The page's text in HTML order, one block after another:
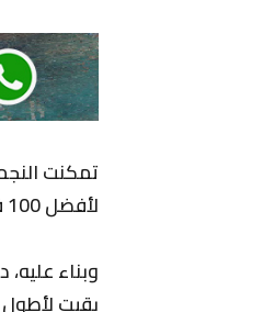
لأفضل 100 فنان عربي (للنساء) لمدة 11 أسبوعًا متتالية، بدءًا من 16 مارس/آذار 2024.
وبناء
بقيت لأطول